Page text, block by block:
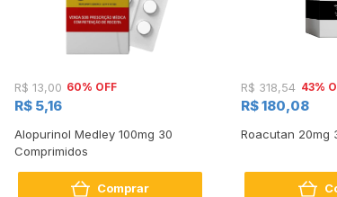
R$ 13,00 60% OFF
R$ 5,16
Alopurinol Medley 100mg 30
Comprimidos
Comprar
R$ 318,54 43%
R$ 180,08
Roacutan 20mg